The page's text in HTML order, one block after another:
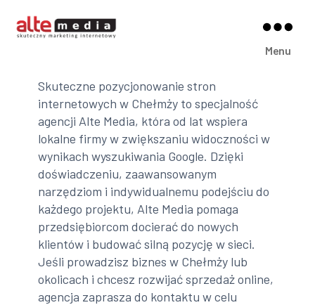
Media
Menu
Skuteczne pozycjonowanie stron
internetowych w Chełmży to specjalność
agencji Alte Media, która od lat wspiera
lokalne firmy w zwiększaniu widoczności w
wynikach wyszukiwania Google. Dzięki
doświadczeniu, zaawansowanym
narzędziom i indywidualnemu podejściu do
każdego projektu, Alte Media pomaga
przedsiębiorcom docierać do nowych
klientów i budować silną pozycję w sieci.
Jeśli prowadzisz biznes w Chełmży lub
okolicach i chcesz rozwijać sprzedaż online,
agencja zaprasza do kontaktu w celu